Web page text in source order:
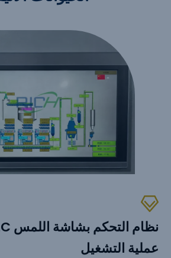
عملية التشغيل